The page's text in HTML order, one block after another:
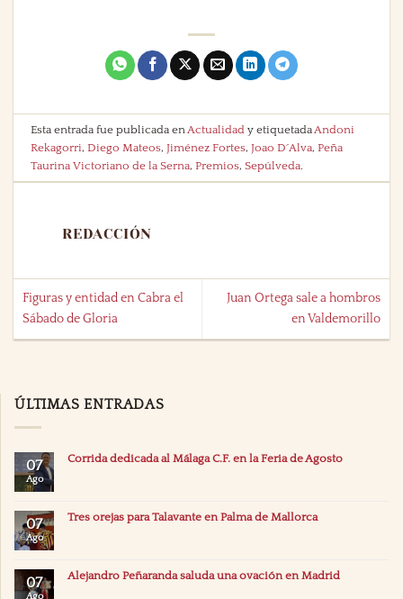
Esta entrada fue publicada en Actualidad y etiquetada Andoni
Rekagorri,Diego Mateos,Jiménez Fortes,Joao D´Alva,Peña
Taurina Victoriano de la Serna,Premios,Sepúlveda
REDACCIÓN
Figuras y entidad en Cabra el
Sábado de Gloria
Juan Ortega sale a hombros
en Valdemorillo
ÚLTIMAS ENTRADAS
07
Ago
Corrida dedicada al Málaga C.F. en la Feria de Agosto
07
Ago
Tres orejas para Talavante en Palma de Mallorca
07
Ago
Alejandro Peñaranda saluda una ovación en Madrid